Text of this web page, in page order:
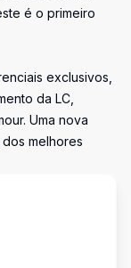
é o primeiro
exclusivos,
da LC,
Uma nova
melhores